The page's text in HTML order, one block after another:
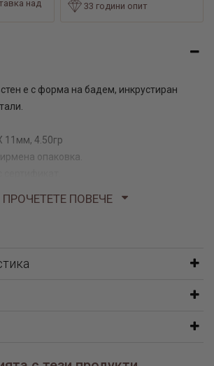
над
33 години опит
е с форма на бадем, инкрустиран
11мм, 4.50гр
опаковка.
висулки
ПРОЧЕТЕТЕ ПОВЕЧЕ